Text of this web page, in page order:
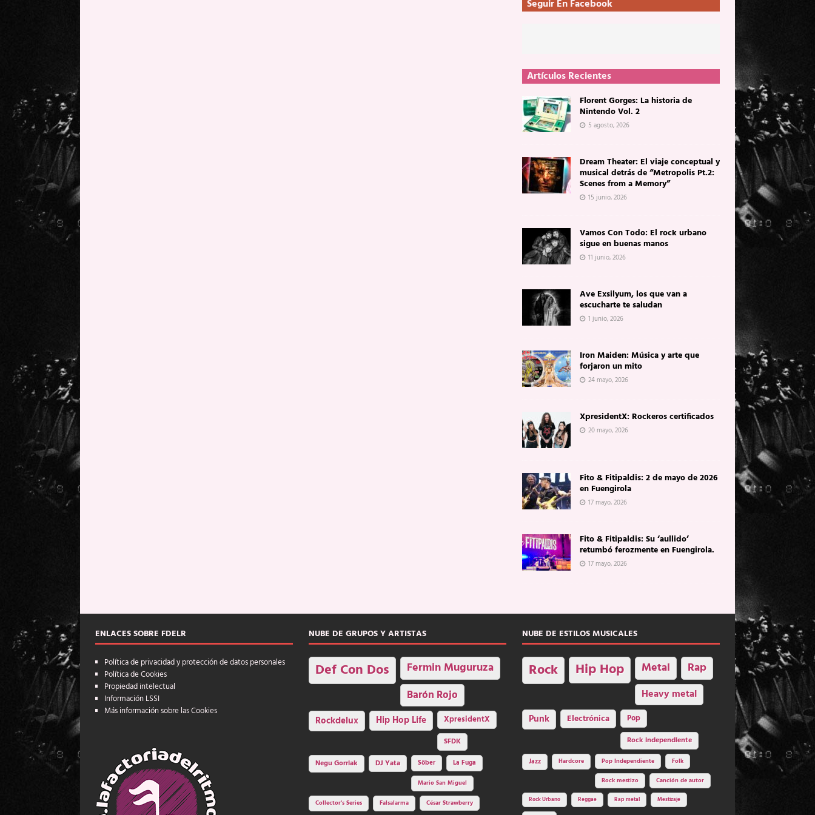
Seguir En Facebook
Artículos Recientes
Florent Gorges: La historia de
Nintendo Vol. 2
5 agosto, 2026
Dream Theater: El viaje conceptual y
musical detrás de “Metropolis Pt.2:
Scenes from a Memory”
15 junio, 2026
Vamos Con Todo: El rock urbano
sigue en buenas manos
11 junio, 2026
Ave Exsilyum, los que van a
escucharte te saludan
1 junio, 2026
Iron Maiden: Música y arte que
forjaron un mito
24 mayo, 2026
XpresidentX: Rockeros certificados
20 mayo, 2026
Fito & Fitipaldis: 2 de mayo de 2026
en Fuengirola
17 mayo, 2026
Fito & Fitipaldis: Su ‘aullido’
retumbó ferozmente en Fuengirola.
17 mayo, 2026
ENLACES SOBRE FDELR
Política de privacidad y protección de datos personales
Política de Cookies
Propiedad intelectual
Información LSSI
Más información sobre las Cookies
NUBE DE GRUPOS Y ARTISTAS
Def Con Dos Fermin Muguruza
Barón Rojo
Rockdelux Hip Hop Life
XpresidentX
SFDK
Negu Gorriak
DJ Yata Sôber
La Fuga
Mario San Miguel
Collector's Series
Falsalarma César Strawberry
NUBE DE ESTILOS MUSICALES
Rock Hip Hop Metal Rap
Heavy metal
Punk Electrónica
Pop
Rock independiente
Jazz Hardcore Pop Independiente Folk
Rock mestizo Canción de autor
Rock Urbano Reggae Rap metal Mestizaje